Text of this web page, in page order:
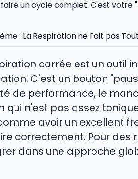
un cycle complet. C'est votre
: La Respiration ne Fait pas Tout
carrée est un outil
C'est un bouton
de performance, le
qui n'est pas assez
avoir un excellent
correctement. Pour
dans une approche